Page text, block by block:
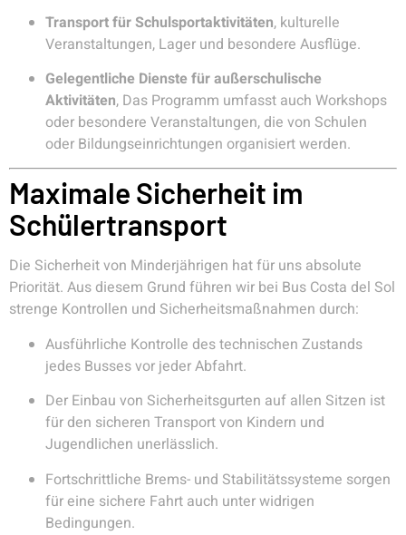
Transport für Schulsportaktivitäten, kulturelle
Veranstaltungen, Lager und besondere Ausflüge.
Gelegentliche Dienste für außerschulische
Aktivitäten, Das Programm umfasst auch Workshops
oder besondere Veranstaltungen, die von Schulen
oder Bildungseinrichtungen organisiert werden.
Maximale Sicherheit im
Schülertransport
Die Sicherheit von Minderjährigen hat für uns absolute
Priorität. Aus diesem Grund führen wir bei Bus Costa del Sol
strenge Kontrollen und Sicherheitsmaßnahmen durch:
Ausführliche Kontrolle des technischen Zustands
jedes Busses vor jeder Abfahrt.
Der Einbau von Sicherheitsgurten auf allen Sitzen ist
für den sicheren Transport von Kindern und
Jugendlichen unerlässlich.
Fortschrittliche Brems- und Stabilitätssysteme sorgen
für eine sichere Fahrt auch unter widrigen
Bedingungen.